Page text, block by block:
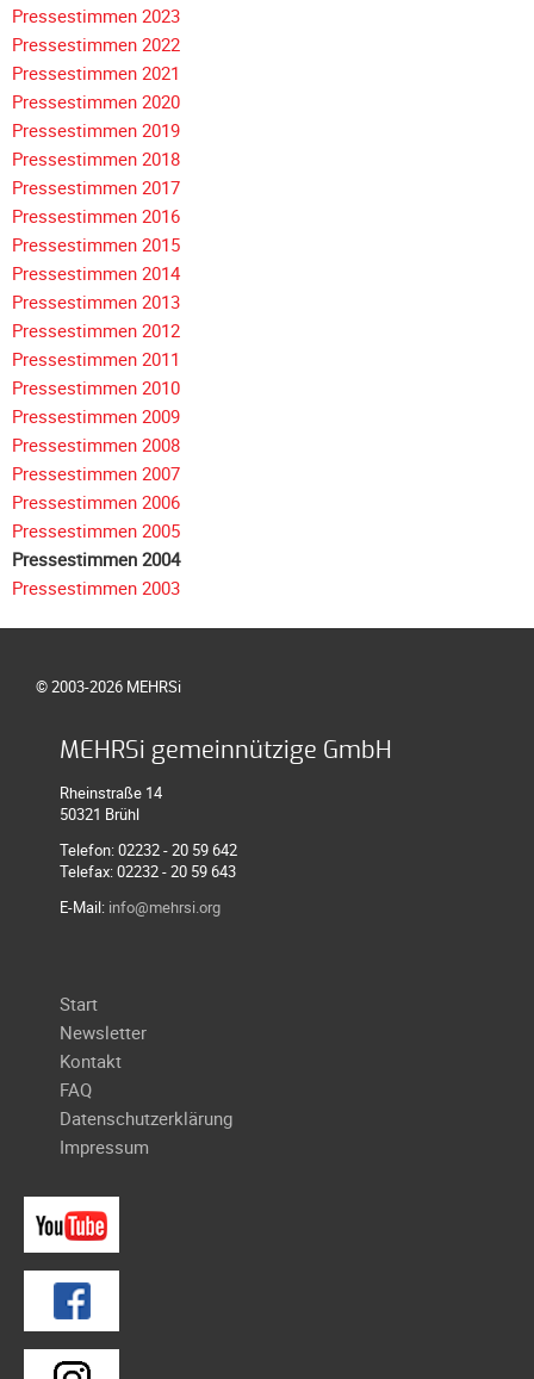
Pressestimmen 2023
Pressestimmen 2022
Pressestimmen 2021
Pressestimmen 2020
Pressestimmen 2019
Pressestimmen 2018
Navigation
überspringen
Pressestimmen 2017
Pressestimmen 2016
Pressestimmen 2015
Pressestimmen 2014
Pressestimmen 2013
Pressestimmen 2012
Pressestimmen 2011
Pressestimmen 2010
Pressestimmen 2009
Pressestimmen 2008
Pressestimmen 2007
Pressestimmen 2006
Pressestimmen 2005
Pressestimmen 2004
Pressestimmen 2003
© 2003-2026 MEHRSi
MEHRSi gemeinnützige GmbH
Rheinstraße 14
50321 Brühl
Telefon: 02232 - 20 59 642
Telefax: 02232 - 20 59 643
E-Mail: info@mehrsi.org
Navigation
überspringen
Start
Newsletter
Kontakt
FAQ
Datenschutzerklärung
Impressum